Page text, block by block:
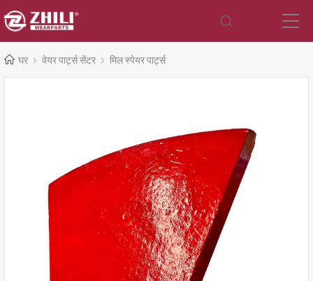
घर वेयर पार्ट्स सेंटर मिल स्पेयर पार्ट्स